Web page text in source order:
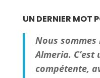
UN DERNIER MOT
Nous
Almeria.
compétente,